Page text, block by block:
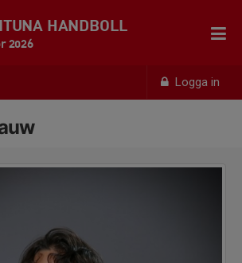
Logga in
HANDBOLL
2026